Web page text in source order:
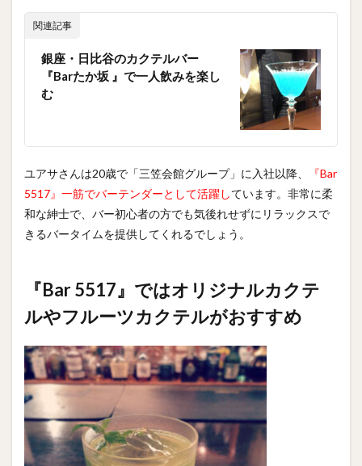
関連記事
銀座・日比谷のカクテルバー
『Barたか坂 』で一人飲みを楽し
む
ユアサさんは20歳で「三笠会館グループ」に入社以降、
『Bar
5517』一筋でバーテンダーとして活躍しています。非常に柔
和な紳士で、バー初心者の方でも気後れせずにリラックスで
きるバータイムを提供してくれるでしょう。
『Bar 5517』ではオリジナルカクテ
ルやフルーツカクテルがおすすめ